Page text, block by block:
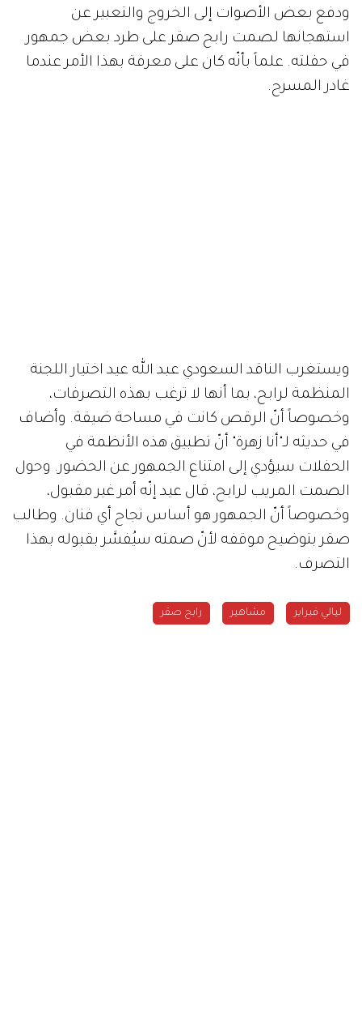
ودفع بعض الأصوات إلى الخروج والتعبير عن
استهجانها لصمت رابح صقر على طرد بعض جمهور
في حفلته. علماً بأنّه كان على معرفة بهذا الأمر عندما
غادر المسرح.
ويستغرب الناقد السعودي عبد الله عيد اختيار اللجنة
المنظمة لرابح، بما أنها لا ترغب بهذه التصرفات،
وخصوصاً أنّ الرقص كانت في مساحة ضيقة. وأضاف
في حديثه لـ"أنا زهرة" أنّ تطبيق هذه الأنظمة في
الحفلات سيؤدي إلى امتناع الجمهور عن الحضور. وحول
الصمت المريب لرابح، قال عيد إنّه أمر غير مقبول،
وخصوصاً أنّ الجمهور هو أساس نجاح أي فنان. وطالب
صقر بتوضيح موقفه لأنّ صمته سيُفسَّر بقبوله بهذا
التصرف.
ليالي فبراير مشاهير رابح صقر